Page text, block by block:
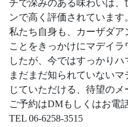
チで深みのある味わいは、
ンで高く評価されています
私たち自身も、カーザダ
ことをきっかけにマデイ
したが、今ではすっかりハ
まだまだ知られていない
じていただける、待望のメ
ご予約はDMもしくはお電
TEL 06-6258-3515